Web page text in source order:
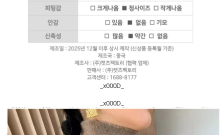
_x000D_
_x000D_